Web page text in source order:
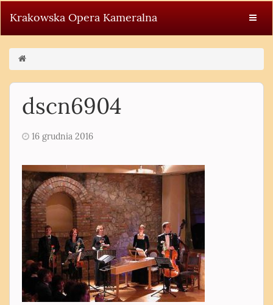
Krakowska Opera Kameralna
dscn6904
16 grudnia 2016